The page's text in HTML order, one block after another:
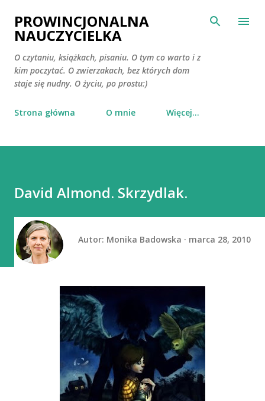
Przejdź do głównej zawartości
PROWINCJONALNA
NAUCZYCIELKA
O czytaniu, książkach, pisaniu. O tym co warto i z
kim poczytać. O zwierzakach, bez których dom
staje się nudny. O życiu, po prostu:)
Strona główna O mnie Więcej…
David Almond. Skrzydlak.
Autor: Monika Badowska marca 28, 2010